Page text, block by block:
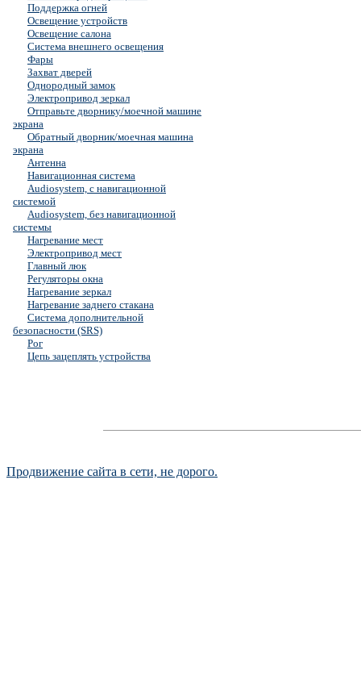
Поддержка огней
Освещение устройств
Освещение салона
Система внешнего освещения
Фары
Захват дверей
Однородный замок
Электропривод зеркал
Отправьте дворнику/моечной машине
экрана
Обратный дворник/моечная машина
экрана
Антенна
Навигационная система
Audiosystem, с навигационной
системой
Audiosystem, без навигационной
системы
Нагревание мест
Электропривод мест
Главный люк
Регуляторы окна
Нагревание зеркал
Нагревание заднего стакана
Система дополнительной
безопасности (SRS)
Рог
Цепь зацеплять устройства
Продвижение сайта в сети, не дорого.